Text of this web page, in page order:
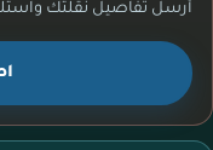
أرسل تفاصيل نقلتك